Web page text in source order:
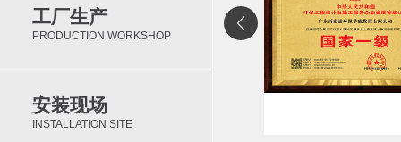
工厂生产
PRODUCTION WORKSHOP
安装现场
INSTALLATION SITE